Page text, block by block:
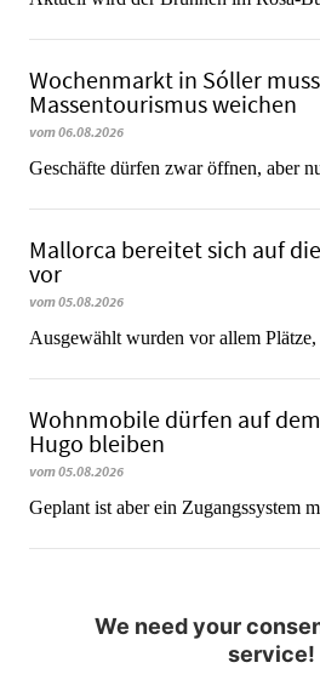
Wochenmarkt in Sóller
Massentourismus weichen
vom 06.08.2026
Geschäfte dürfen zwar öffnen, aber
Mallorca bereitet sich auf
vor
vom 05.08.2026
Ausgewählt wurden vor allem Plätze,
Wohnmobile dürfen auf
Hugo bleiben
vom 05.08.2026
Geplant ist aber ein Zugangssystem
We need your
service!